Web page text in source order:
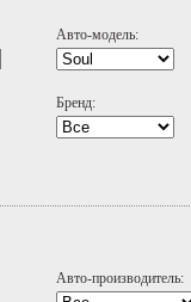
Авто-модель:
Бренд:
Авто-производитель: